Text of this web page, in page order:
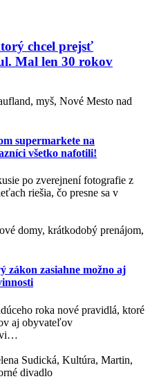
chcel prejsť
Mal len 30 rokov
myš, Nové Mesto nad
supermarkete na
všetko nafotili!
po zverejnení fotografie z
riešia, čo presne sa v
domy, krátkodobý prenájom,
zákon zasiahne možno aj
roka nové pravidlá, ktoré
aj obyvateľov
Sudická, Kultúra, Martin,
divadlo